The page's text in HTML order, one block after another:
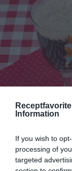
Information
If you wish to
processing of
targeted
Julmumma
Madeira.
smak åt